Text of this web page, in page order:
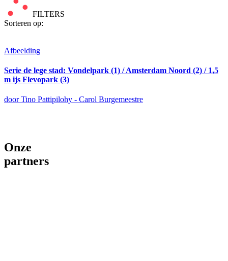
FILTERS
Sorteren op:
Afbeelding
Serie de lege stad: Vondelpark (1) / Amsterdam Noord (2) / 1,5
m ijs Flevopark (3)
door Tino Pattipilohy - Carol Burgemeestre
Onze
partners